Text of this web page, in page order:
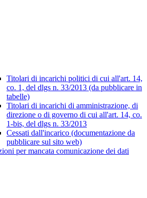
Titolari di incarichi politici di cui all'art. 14,
co. 1, del dlgs n. 33/2013 (da pubblicare in
tabelle)
Titolari di incarichi di amministrazione, di
direzione o di governo di cui all'art. 14, co.
1-bis, del dlgs n. 33/2013
Cessati dall'incarico (documentazione da
pubblicare sul sito web)
per mancata comunicazione dei dati